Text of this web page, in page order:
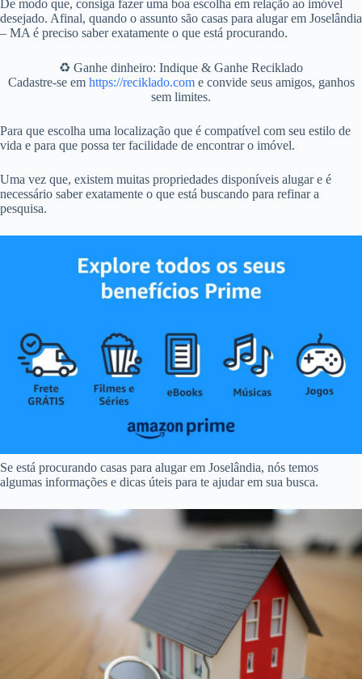
De modo que, consiga fazer uma boa escolha em relação ao imóvel
desejado. Afinal, quando o assunto são casas para alugar em Joselândia
– MA é preciso saber exatamente o que está procurando.
♻️ Ganhe dinheiro: Indique & Ganhe Reciklado
Cadastre-se em https://reciklado.come convide seus amigos, ganhos
sem limites.
Para que escolha uma localização que é compatível com seu estilo de
vida e para que possa ter facilidade de encontrar o imóvel.
Uma vez que, existem muitas propriedades disponíveis alugar e é
necessário saber exatamente o que está buscando para refinar a
pesquisa.
Se está procurando casas para alugar em Joselândia, nós temos
algumas informações e dicas úteis para te ajudar em sua busca.